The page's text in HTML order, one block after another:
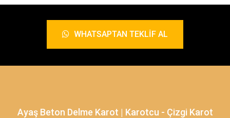
WHATSAPTAN TEKLIF AL
Ayaş Beton Delme Karot | Karotcu - Çizgi Karot